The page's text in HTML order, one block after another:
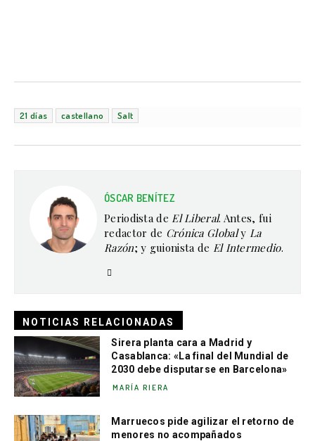
21 días castellano Salt
ÓSCAR BENÍTEZ
Periodista de El Liberal. Antes, fui
redactor de Crónica Globaly La
Razón; y guionista de El Intermedio.
NOTICIAS RELACIONADAS
Sirera planta cara a Madrid y
Casablanca: «La final del Mundial de
2030 debe disputarse en Barcelona»
MARÍA RIERA
Marruecos pide agilizar el retorno de
menores no acompañados